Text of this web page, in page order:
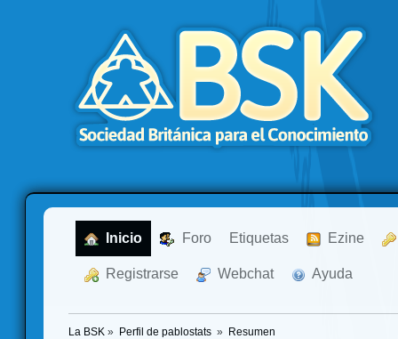
Inicio Foro Etiquetas Ezine
Registrarse Webchat Ayuda
La BSK » Perfil de pablostats » Resumen